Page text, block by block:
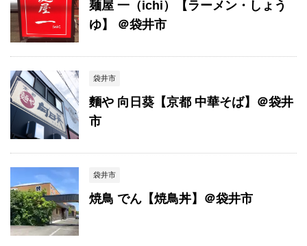
麺屋 一（ichi）【ラーメン・しょう
ゆ】 ＠袋井市
袋井市
麵や 向日葵【京都 中華そば】＠袋井
市
袋井市
焼鳥 でん【焼鳥丼】＠袋井市